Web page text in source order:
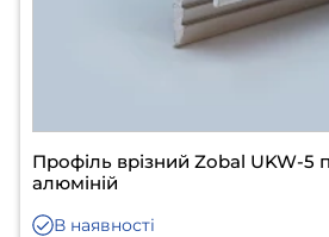
Профіль врізний Zobal UKW-5
алюміній
В наявності